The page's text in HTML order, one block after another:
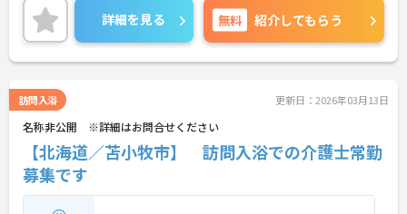
ご興味のある方は、お気軽にお問い合わせくださ
い。
詳細を見る 無料 紹介してもらう
訪問入浴 更新日：2026年03月13日
名称非公開 ※詳細はお問合せください
【北海道／苫小牧市】 訪問入浴での介護士常勤
募集です